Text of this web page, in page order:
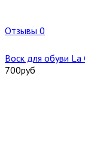
Отзывы 0
Воск для обуви La
700руб